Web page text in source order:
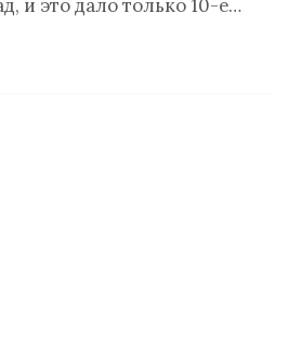
и это дало только 10-е…